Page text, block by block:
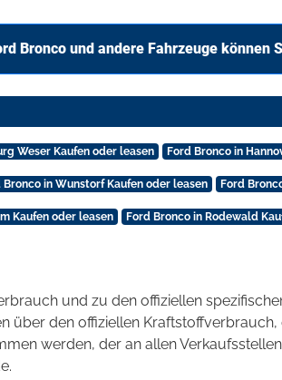
Bronco und andere Fahrzeuge können
Weser Kaufen oder leasen Ford Bronco in
Bronco in Wunstorf Kaufen oder leasen Ford
Kaufen oder leasen Ford Bronco in Rodewald
und zu den offiziellen
den offiziellen Kraftstoffverbrauch,
werden, der an allen